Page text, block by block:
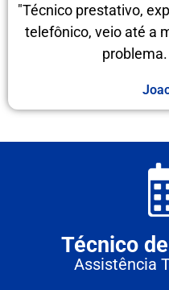
"Técnico prestativo,
telefônico, veio até a
Técnico
Assistência